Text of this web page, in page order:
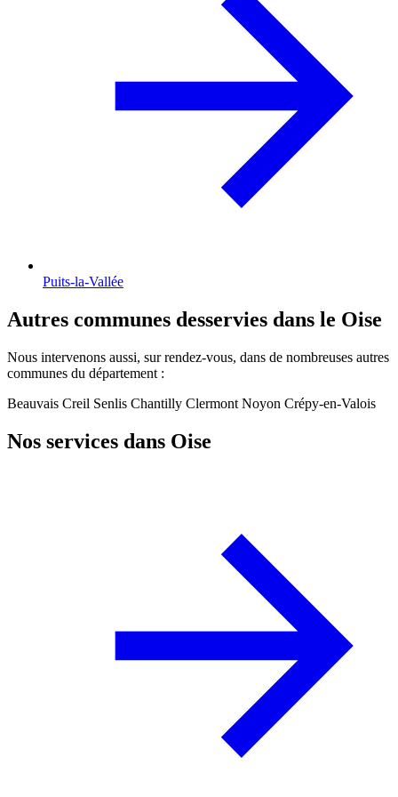
Puits-la-Vallée
Autres communes desservies dans le Oise
Nous intervenons aussi, sur rendez-vous, dans de nombreuses autres
communes du département :
Beauvais Creil Senlis Chantilly Clermont Noyon Crépy-en-Valois
Nos services dans Oise